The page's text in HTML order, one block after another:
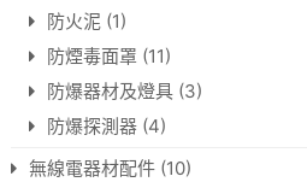
防火泥 (1)
防煙毒面罩 (11)
防爆器材及燈具 (3)
防爆探測器 (4)
無線電器材配件 (10)